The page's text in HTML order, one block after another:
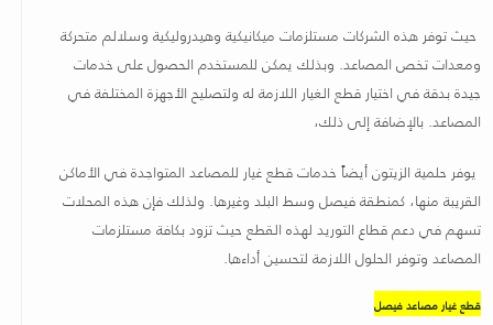
حيث توفر هذه الشركات مستلزمات ميكانيكية وهيدروليكية وسلالم متحركة
ومعدات تخص المصاعد. وبذلك يمكن للمستخدم الحصول على خدمات
جيدة بدقة في اختيار قطع الغيار اللازمة له ولتصليح الأجهزة المختلفة في
المصاعد. بالإضافة إلى ذلك،
يوفر حلمية الزيتون أيضاً خدمات قطع غيار للمصاعد المتواجدة في الأماكن
القريبة منها، كمنطقة فيصل وسط البلد وغيرها. ولذلك فإن هذه المحلات
تسهم في دعم قطاع التوريد لهذه القطع حيث تزود بكافة مستلزمات
المصاعد وتوفر الحلول اللازمة لتحسين أداءها.
قطع غيار مصاعد فيصل